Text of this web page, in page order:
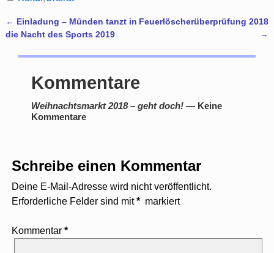
Artikelnavigation
← Einladung – Münden tanzt in
die Nacht des Sports 2019
Feuerlöscherüberprüfung 2018
→
Kommentare
Weihnachtsmarkt 2018 – geht doch!— Keine
Kommentare
Schreibe einen Kommentar
Deine E-Mail-Adresse wird nicht veröffentlicht.
Erforderliche Felder sind mit* markiert
Kommentar *